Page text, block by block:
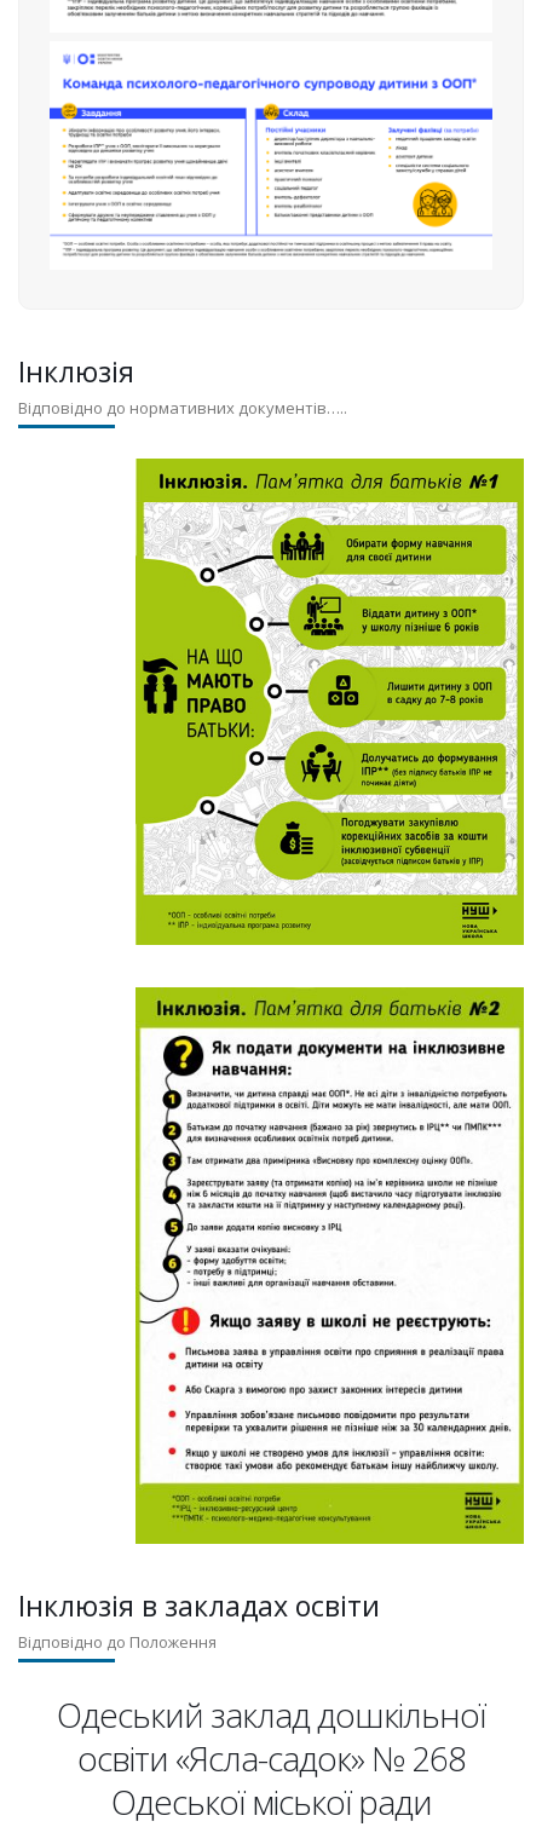
Інклюзія
Відповідно до нормативних документів…..
Інклюзія в закладах освіти
Відповідно до Положення
Одеський заклад дошкільної
освіти «Ясла-садок» № 268
Одеської міської ради